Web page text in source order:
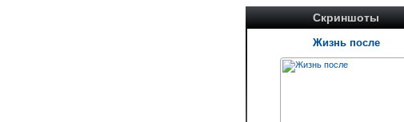
Скриншоты
Жизнь после